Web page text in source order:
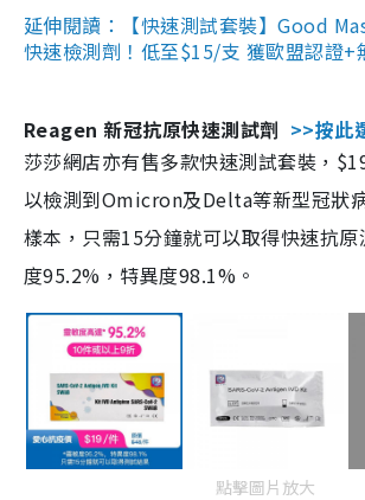
延伸閱讀：【快速測試套裝】Good
快速檢測劑！低至$15/支 獲歐盟認證+
Reagen 新冠抗原快速測試劑 >>按此
莎莎網店亦有售多款快速測試套裝，
以檢測到Omicron及Delta等新型冠狀
樣本，只需15分鐘就可以取得快速抗
度95.2%，特異度98.1%。
點擊圖片放大